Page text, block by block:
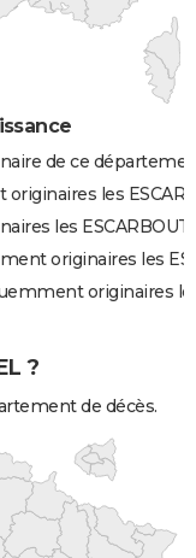
de ce
les
les
originaires les
originaires
?
de décès.